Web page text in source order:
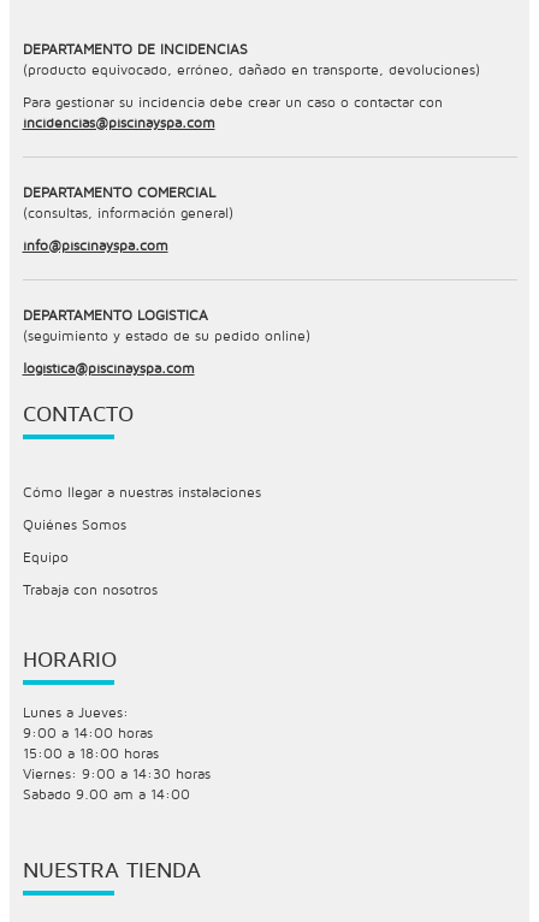
DEPARTAMENTO DE INCIDENCIAS
(producto equivocado, erróneo, dañado en transporte, devoluciones)
Para gestionar su incidencia debe crear un caso o contactar con
incidencias@piscinayspa.com
DEPARTAMENTO COMERCIAL
(consultas, información general)
info@piscinayspa.com
DEPARTAMENTO LOGÍSTICA
(seguimiento y estado de su pedido online)
logistica@piscinayspa.com
CONTACTO
Cómo llegar a nuestras instalaciones
Quiénes Somos
Equipo
Trabaja con nosotros
HORARIO
Lunes a Jueves:
9:00 a 14:00 horas
15:00 a 18:00 horas
Viernes: 9:00 a 14:30 horas
Sabado 9.00 am a 14:00
NUESTRA TIENDA